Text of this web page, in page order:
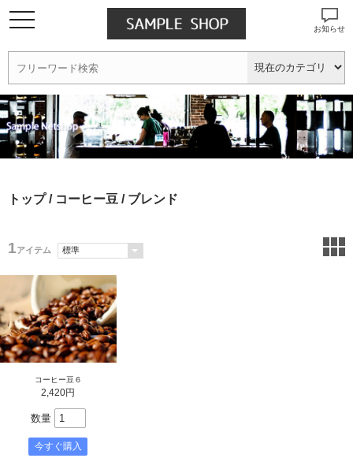
お知らせ
トップ/ コーヒー豆 / ブレンド
1アイテム
コーヒー豆６
2,420円
数量